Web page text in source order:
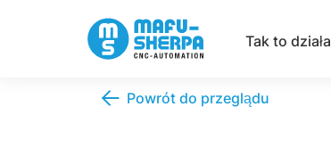
Tak to działa
Powrót do przeglądu